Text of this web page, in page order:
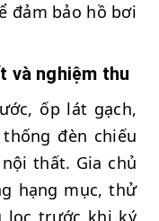
đảm bảo hồ bơi
và nghiệm thu
ốp lát gạch,
đèn chiếu
thất. Gia chủ
hạng mục, thử